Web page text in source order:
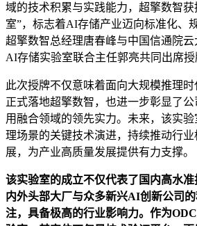
域的技术积累与实践能力，超擎数智
室”，标志着AI存储产业迈向标准化、
超擎数智总经理唐春峰与中国信通院
AI存储实验室联合主任郭亮共同出席授
此次授牌不仅意味着面向大规模推理
正式落地超擎数智，也进一步彰显了
用融合领域的领先实力。未来，该实
理场景的关键技术演进，持续推动行
展，为产业高质量发展提供有力支撑。
该实验室的成立不仅代表了国内高水
内外头部大厂与众多新兴AI创新公司
注，具备极高的行业影响力。作为